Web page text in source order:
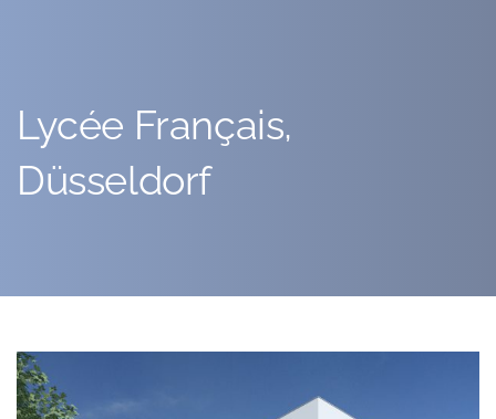
Lycée Français,
Düsseldorf